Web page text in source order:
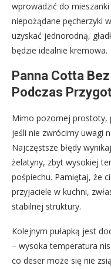
wprowadzić do
niepożądane pęcherzyki
uzyskać jednorodną,
będzie idealnie kremowa.
Panna Cotta
Podczas
Mimo pozornej prostoty,
jeśli nie zwrócimy uwagi
Najczęstsze błędy
żelatyny, zbyt wysokiej
pośpiechu. Pamiętaj, że
przyjaciele w kuchni,
stabilnej struktury.
Kolejnym pułapką jest
– wysoka temperatura
co deser może się nie